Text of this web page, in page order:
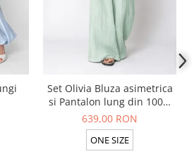
Set Olivia Bluza asimetrica
si Pantalon lung din 100%
in Light Olive
639,00 RON
ONE SIZE